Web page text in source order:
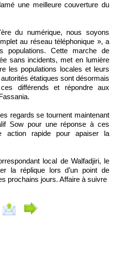
une meilleure couverture du
du numérique, nous soyons
au réseau téléphonique », a
populations. Cette marche de
sans incidents, met en lumière
les populations locales et leurs
étatiques sont désormais
différends et répondre aux
regards se tournent maintenant
Sow pour une réponse à ces
action rapide pour apaiser la
local de Walfadjiri, le
la réplique lors d’un point de
prochains jours. Affaire à suivre